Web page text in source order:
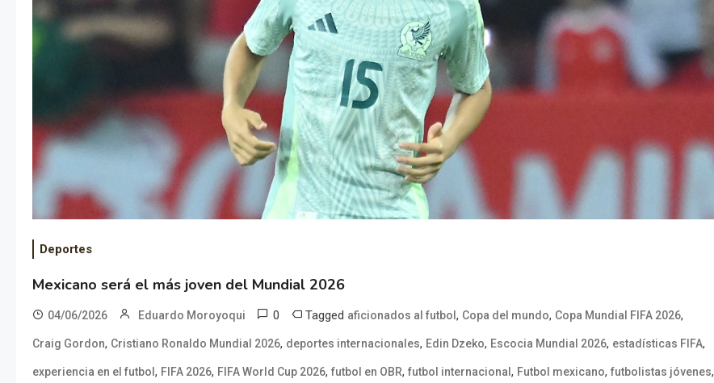
Deportes
Mexicano será el más joven del Mundial 2026
04/06/2026 Eduardo Moroyoqui 0 Tagged aficionados al futbol , Copa del mundo, Copa Mundial FIFA 2026,
Craig Gordon, Cristiano Ronaldo Mundial 2026, deportes internacionales, Edin Dzeko, Escocia Mundial 2026, estadísticas FIFA,
experiencia en el futbol , FIFA 2026, FIFA World Cup 2026, futbol en OBR, futbol internacional , Futbol mexicano, futbolistas jóvenes,